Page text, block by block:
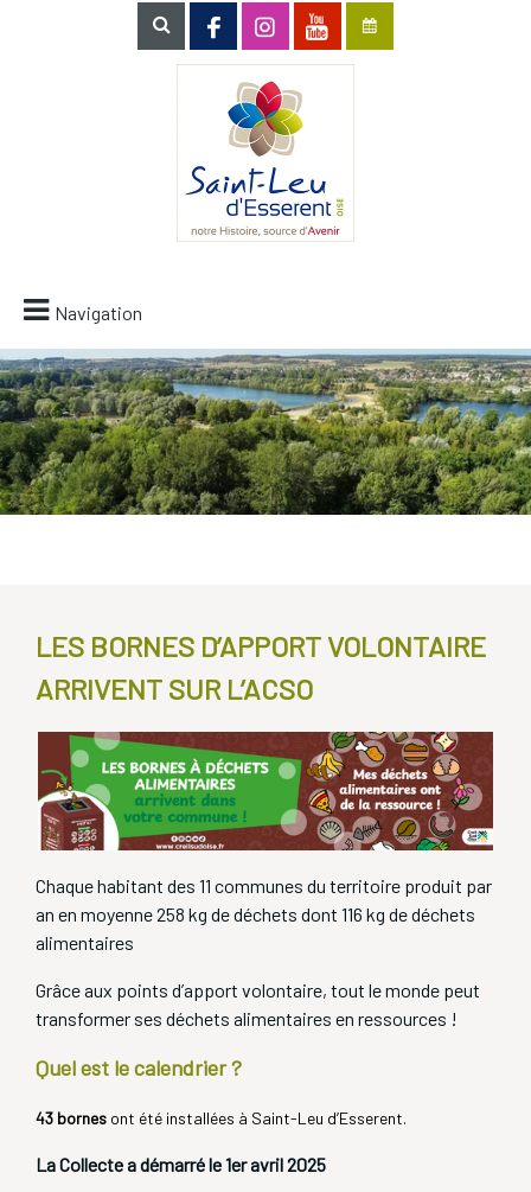
Navigation
LES BORNES D’APPORT VOLONTAIRE
ARRIVENT SUR L’ACSO
Chaque habitant des 11 communes du territoire produit par
an en moyenne 258 kg de déchets dont 116 kg de déchets
alimentaires
Grâce aux points d’apport volontaire, tout le monde peut
transformer ses déchets alimentaires en ressources !
Quel est le calendrier ?
43 bornes ont été installées à Saint-Leu d’Esserent.
La Collecte a démarré le 1er avril 2025